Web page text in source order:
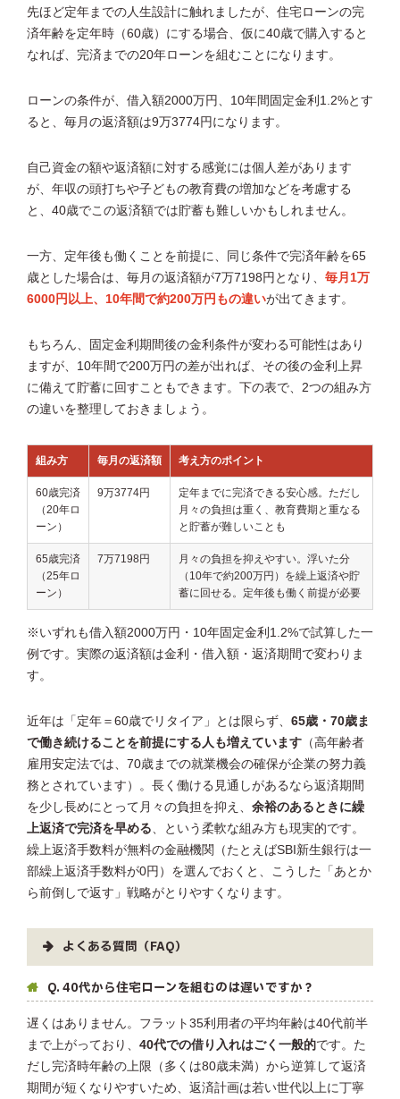
先ほど定年までの人生設計に触れましたが、住宅ローンの完
済年齢を定年時（60歳）にする場合、仮に40歳で購入すると
なれば、完済までの20年ローンを組むことになります。
ローンの条件が、借入額2000万円、10年間固定金利1.2%とす
ると、毎月の返済額は9万3774円になります。
自己資金の額や返済額に対する感覚には個人差があります
が、年収の頭打ちや子どもの教育費の増加などを考慮する
と、40歳でこの返済額では貯蓄も難しいかもしれません。
一方、定年後も働くことを前提に、同じ条件で完済年齢を65
歳とした場合は、毎月の返済額が7万7198円となり、 毎月1万
6000円以上、10年間で約200万円もの違いが出てきます。
もちろん、固定金利期間後の金利条件が変わる可能性はあり
ますが、10年間で200万円の差が出れば、その後の金利上昇
に備えて貯蓄に回すこともできます。下の表で、2つの組み方
の違いを整理しておきましょう。
組み方 毎月の返済額 考え方のポイント
60歳完済
（20年ロ
ーン）
9万3774円
定年までに完済できる安心感。ただし
月々の負担は重く、教育費期と重なる
と貯蓄が難しいことも
65歳完済
（25年ロ
ーン）
7万7198円
月々の負担を抑えやすい。浮いた分
（10年で約200万円）を繰上返済や貯
蓄に回せる。定年後も働く前提が必要
※いずれも借入額2000万円・10年固定金利1.2%で試算した一
例です。実際の返済額は金利・借入額・返済期間で変わりま
す。
近年は「定年＝60歳でリタイア」とは限らず、 65歳・70歳ま
で働き続けることを前提にする人も増えています （高年齢者
雇用安定法では、70歳までの就業機会の確保が企業の努力義
務とされています）。長く働ける見通しがあるなら返済期間
を少し長めにとって月々の負担を抑え、 余裕のあるときに繰
上返済で完済を早める、という柔軟な組み方も現実的です。
繰上返済手数料が無料の金融機関（たとえばSBI新生銀行は一
部繰上返済手数料が0円）を選んでおくと、こうした「あとか
ら前倒しで返す」戦略がとりやすくなります。
よくある質問（FAQ）
Q. 40代から住宅ローンを組むのは遅いですか？
遅くはありません。フラット35利用者の平均年齢は40代前半
まで上がっており、 40代での借り入れはごく一般的です。た
だし完済時年齢の上限（多くは80歳未満）から逆算して返済
期間が短くなりやすいため、返済計画は若い世代以上に丁寧